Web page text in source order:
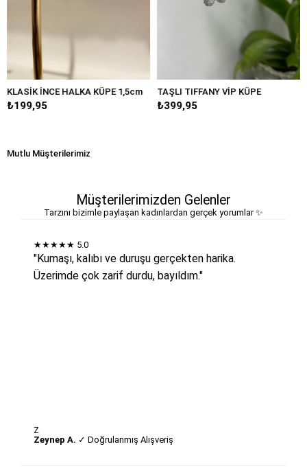
HALKA KÜPE 1,5cm TAŞLI TIFFANY VİP KÜPE
₺399,95
Mutlu Müşterilerimiz
Müşterilerimizden Gelenler
Tarzını bizimle paylaşan kadınlardan gerçek yorumlar ✨
★★★★★ 5.0
"Kumaşı, kalıbı ve duruşu gerçekten harika.
Üzerimde çok zarif durdu, bayıldım."
Z
Zeynep A. ✓ Doğrulanmış Alışveriş